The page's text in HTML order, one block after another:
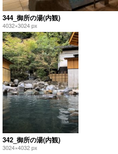
344_御所の湯(内観)
4032×3024 px
342_御所の湯(内観)
3024×4032 px